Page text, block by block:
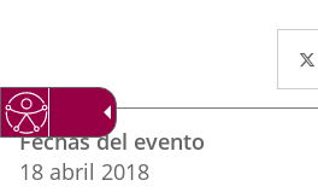
Datos
del
evento
Fechas del evento
18 abril 2018